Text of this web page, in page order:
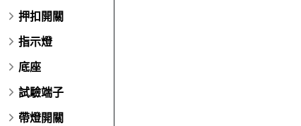
押扣開關
指示燈
底座
試驗端子
帶燈開關